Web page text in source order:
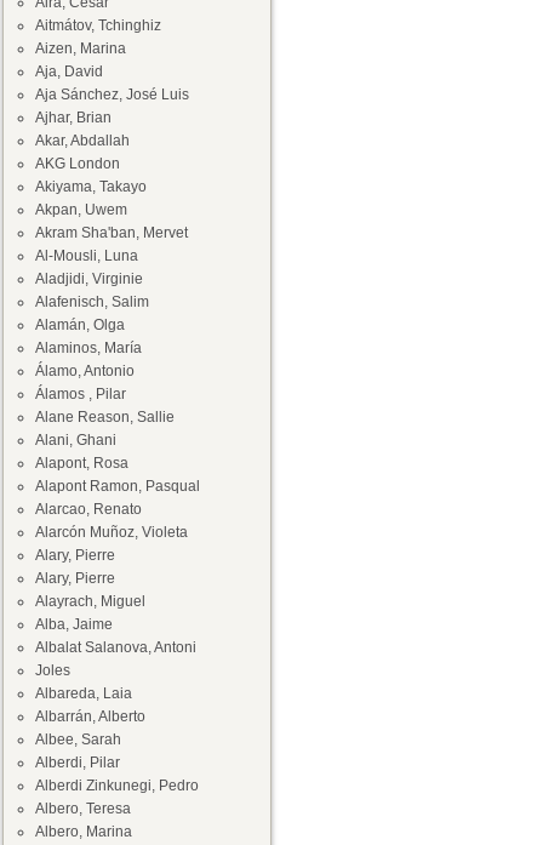
Aitmátov, Tchinghiz
Aizen, Marina
Aja, David
Aja Sánchez, José Luis
Ajhar, Brian
Akar, Abdallah
AKG London
Akiyama, Takayo
Akpan, Uwem
Akram Sha'ban, Mervet
Al-Mousli, Luna
Aladjidi, Virginie
Alafenisch, Salim
Alamán, Olga
Alaminos, María
Álamo, Antonio
Álamos , Pilar
Alane Reason, Sallie
Alani, Ghani
Alapont, Rosa
Alapont Ramon, Pasqual
Alarcao, Renato
Alarcón Muñoz, Violeta
Alary, Pierre
Alary, Pierre
Alayrach, Miguel
Alba, Jaime
Albalat Salanova, Antoni
Joles
Albareda, Laia
Albarrán, Alberto
Albee, Sarah
Alberdi, Pilar
Alberdi Zinkunegi, Pedro
Albero, Teresa
Albero, Marina